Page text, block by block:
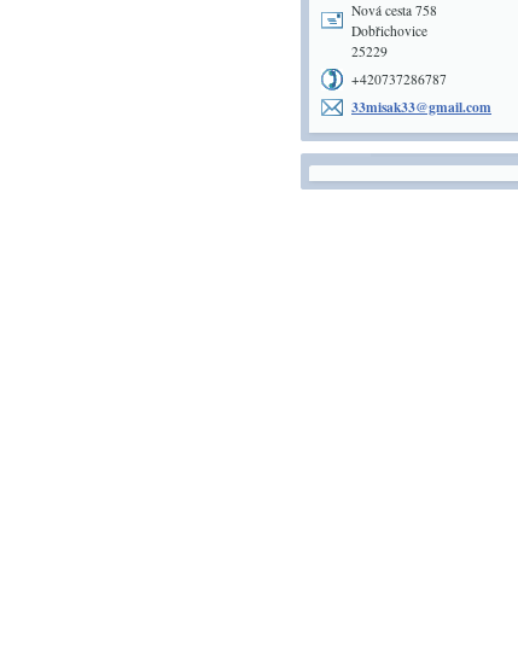
Nová cesta 758
Dobřichovice
25229
+420737286787
33misak33@gmail.com